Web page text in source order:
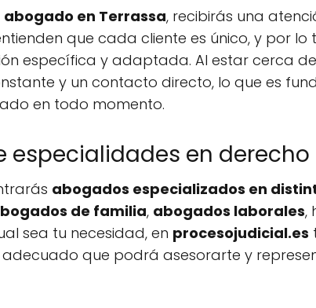
abogado en Terrassa, recibirás una
que cada cliente es único, y por
específica y adaptada. Al estar cerca
y un contacto directo, lo que es
en todo momento.
especialidades en derecho
abogados especializados en
de familia, abogados laborales,
sea tu necesidad, en procesojudicial.es
que podrá asesorarte y